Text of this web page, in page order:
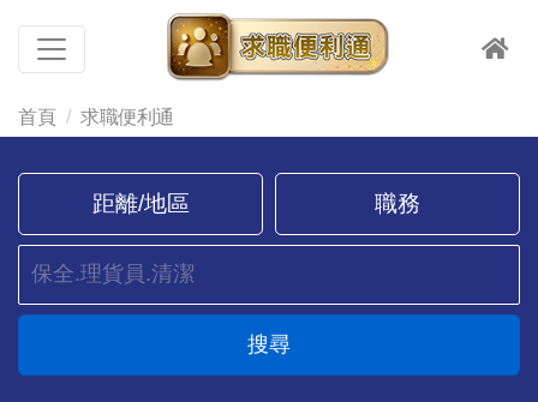
首頁 求職便利通
距離/地區 職務
搜尋